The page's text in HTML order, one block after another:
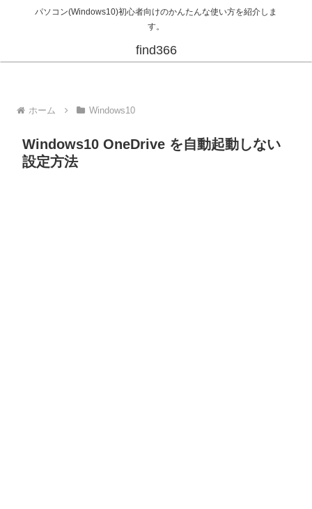
パソコン(Windows10)初心者向けのかんたんな使い方を紹介しま
す。
find366
ホーム Windows10
Windows10 OneDrive を自動起動しない
設定方法